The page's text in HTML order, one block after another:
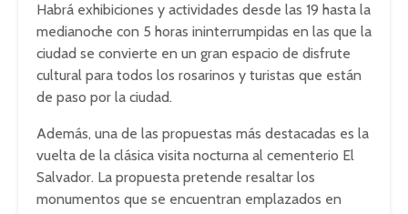
Habrá exhibiciones y actividades desde las 19 hasta la
medianoche con 5 horas ininterrumpidas en las que la
ciudad se convierte en un gran espacio de disfrute
cultural para todos los rosarinos y turistas que están
de paso por la ciudad.
Además, una de las propuestas más destacadas es la
vuelta de la clásica visita nocturna al cementerio El
Salvador. La propuesta pretende resaltar los
monumentos que se encuentran emplazados en